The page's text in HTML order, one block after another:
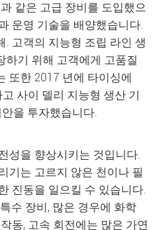
같은 고급 장비를 도입했으
운영 기술을 배양했습니다.
. 고객의 지능형 조립 라인 생
하기 위해 고객에게 고품질
또한 2017 년에 타이싱에
사이 델리 지능형 생산 기
을 투자했습니다.
성을 향상시키는 것입니다.
기는 고르지 않은 천이나 필
진동을 일으킬 수 있습니다.
수 장비, 많은 경우에 화학
동, 고속 회전에는 많은 가연